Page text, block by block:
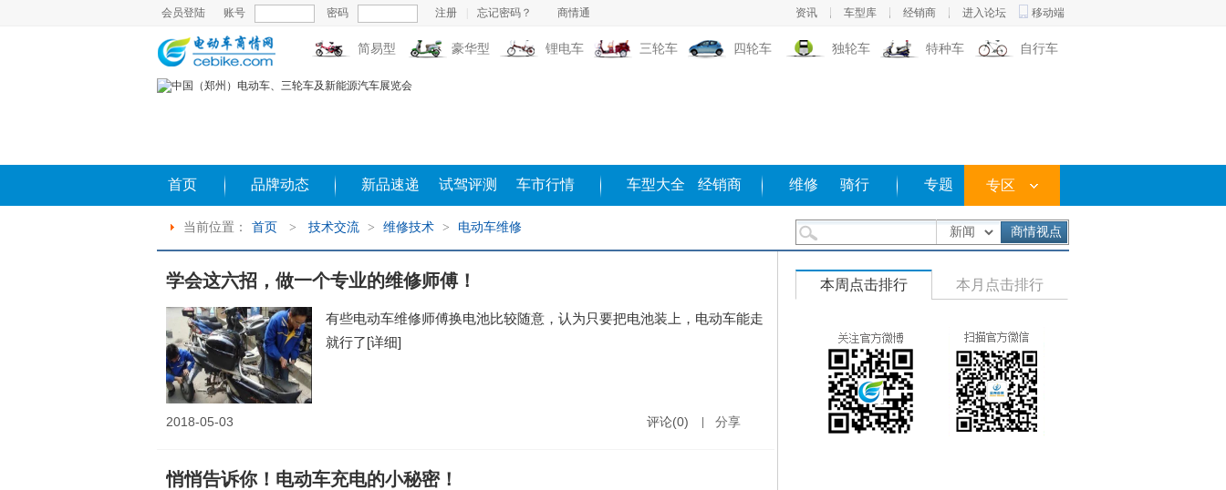
资讯
|
车型库
|
经销商
|
进入论坛 移动端
会员登陆 账号 密码 注册 忘记密码？ 商情通
简易型 豪华型 锂电车 三轮车 四轮车 独轮车 特种车 自行车
首页 品牌动态 新品速递 试驾评测 车市行情 车型大全 经销商 维修 骑行 专题 专区
当前位置： 首页 > 技术交流 > 维修技术 > 电动车维修 商情视点
学会这六招，做一个专业的维修师傅！
有些电动车维修师傅换电池比较随意，认为只要把电池装上，电动车能走
就行了[详细]
2018-05-03 评论(0) 分享
悄悄告诉你！电动车充电的小秘密！
本周点击排行 本月点击排行